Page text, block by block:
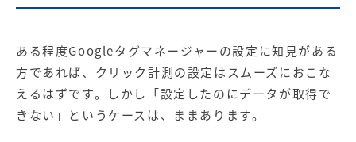
ある程度Googleタグマネージャーの設定に知見がある
方であれば、クリック計測の設定はスムーズにおこな
えるはずです。しかし「設定したのにデータが取得で
きない」というケースは、ままあります。